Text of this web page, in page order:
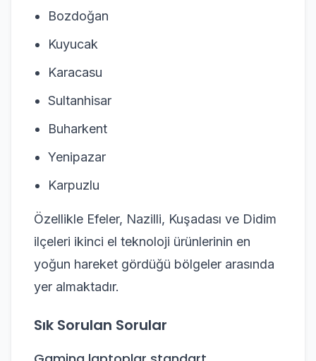
Bozdoğan
Kuyucak
Karacasu
Sultanhisar
Buharkent
Yenipazar
Karpuzlu
Özellikle Efeler, Nazilli, Kuşadası ve Didim
ilçeleri ikinci el teknoloji ürünlerinin en
yoğun hareket gördüğü bölgeler arasında
yer almaktadır.
Sık Sorulan Sorular